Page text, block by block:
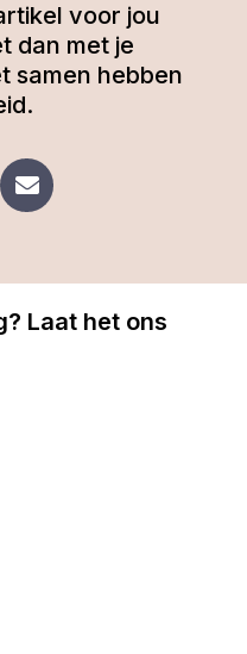
voor jou
dan met je
samen hebben
Laat het ons